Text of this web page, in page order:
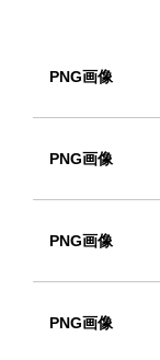
PNG画像
PNG画像
PNG画像
PNG画像